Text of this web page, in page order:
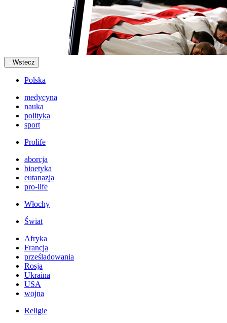
Wstecz
Polska
medycyna
nauka
polityka
sport
Prolife
aborcja
bioetyka
eutanazja
pro-life
Włochy
Świat
Afryka
Francja
prześladowania
Rosja
Ukraina
USA
wojna
Religie